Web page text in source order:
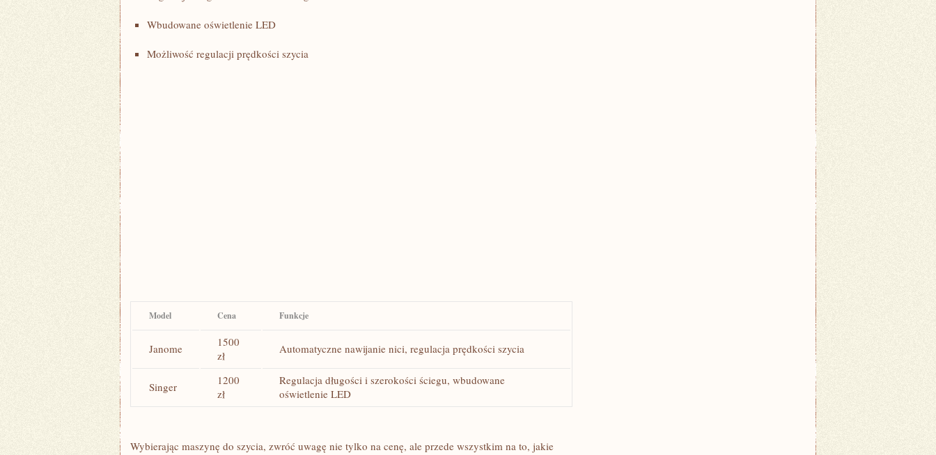
Wbudowane oświetlenie LED
Możliwość regulacji prędkości szycia
Model Cena Funkcje
Janome
1500
zł
Automatyczne‌ nawijanie nici, regulacja prędkości ⁢szycia
Singer
1200
zł
Regulacja długości i ⁤szerokości ‌ściegu, wbudowane
oświetlenie LED
Wybierając maszynę ​do szycia, zwróć⁤ uwagę nie tylko na cenę, ale przede wszystkim na to, jakie